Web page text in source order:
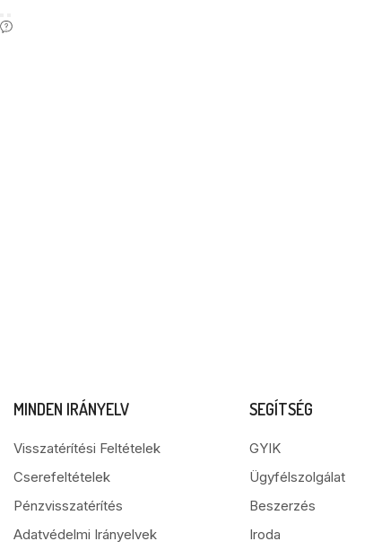
MINDEN IRÁNYELV
Visszatérítési Feltételek
Cserefeltételek
Pénzvisszatérítés
Adatvédelmi Irányelvek
SEGÍTSÉG
GYIK
Ügyfélszolgálat
Beszerzés
Iroda